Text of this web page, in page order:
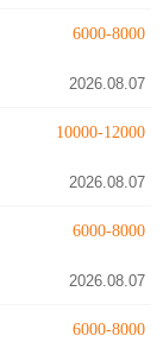
6000-8000
2026.08.07
10000-12000
2026.08.07
6000-8000
2026.08.07
6000-8000